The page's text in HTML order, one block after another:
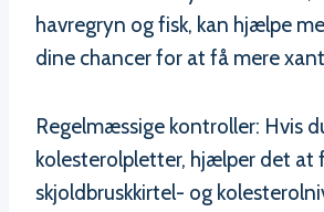
havregryn og fisk, kan hjælpe
dine chancer for at få mere
Regelmæssige kontroller: Hvis
kolesterolpletter, hjælper det at
skjoldbruskkirtel- og